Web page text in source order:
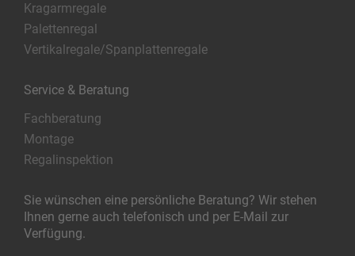
Kragarmregale
Palettenregal
Vertikalregale/Spanplattenregale
Service & Beratung
Fachberatung
Montage
Regalinspektion
Sie wünschen eine persönliche Beratung? Wir stehen
Ihnen gerne auch telefonisch und per E-Mail zur
Verfügung.